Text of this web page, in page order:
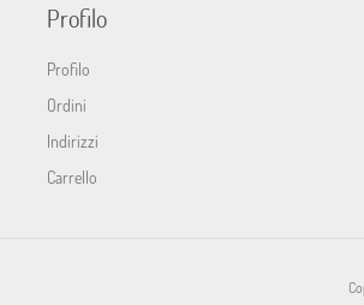
Profilo
Profilo
Ordini
Indirizzi
Carrello